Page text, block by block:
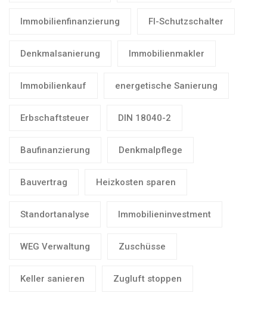
Immobilienfinanzierung FI-Schutzschalter
Denkmalsanierung Immobilienmakler
Immobilienkauf energetische Sanierung
Erbschaftsteuer DIN 18040-2
Baufinanzierung Denkmalpflege
Bauvertrag Heizkosten sparen
Standortanalyse Immobilieninvestment
WEG Verwaltung Zuschüsse
Keller sanieren Zugluft stoppen